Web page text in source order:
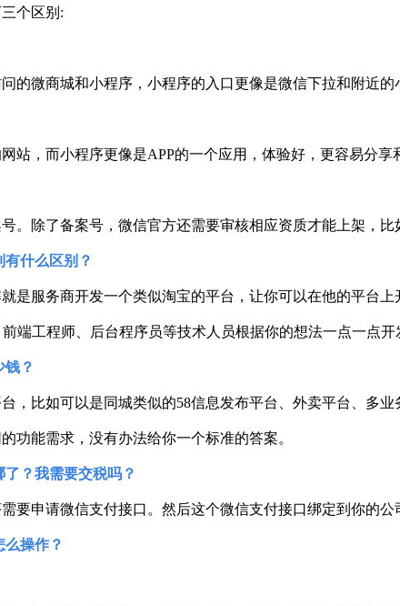
个区别:
的微商城和小程序，小程序的入口更像是微信下拉和附近的
站，而小程序更像是APP的一个应用，体验好，更容易分享
。除了备案号，微信官方还需要审核相应资质才能上架，比
什么区别？
是服务商开发一个类似淘宝的平台，让你可以在他的平台
端工程师、后台程序员等技术人员根据你的想法一点一点开
钱？
，比如可以是同城类似的58信息发布平台、外卖平台、多业
功能需求，没有办法给你一个标准的答案。
？我需要交税吗？
要申请微信支付接口。然后这个微信支付接口绑定到你的
么操作？